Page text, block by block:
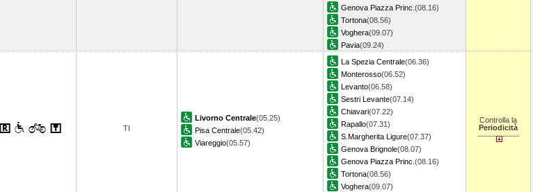
Genova Piazza Princ. (08.16)
Tortona(08.56)
Voghera(09.07)
Pavia(09.24)
TI
Livorno Centrale(05.25)
Pisa Centrale(05.42)
Viareggio(05.57)
La Spezia Centrale(06.36)
Monterosso(06.52)
Levanto(06.58)
Sestri Levante(07.14)
Chiavari(07.22)
Rapallo(07.31)
S.Margherita Ligure(07.37)
Genova Brignole(08.07)
Genova Piazza Princ. (08.16)
Tortona(08.56)
Voghera(09.07)
Controlla la
Periodicità